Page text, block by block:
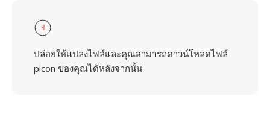
3
ปล่อยให้แปลงไฟล์และคุณสามารถดาวน์โหลดไฟล์
picon ของคุณได้หลังจากนั้น